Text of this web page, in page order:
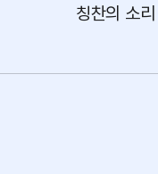
칭찬의 소리